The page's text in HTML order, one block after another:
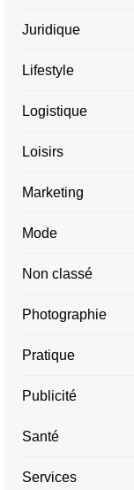
Juridique
Lifestyle
Logistique
Loisirs
Marketing
Mode
Non classé
Photographie
Pratique
Publicité
Santé
Services